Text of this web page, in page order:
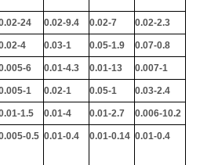
24 0.02-9.4 0.02-7 0.02-2.3
4 0.03-1 0.05-1.9 0.07-0.8
6 0.01-4.3 0.01-13 0.007-1
1 0.02-1 0.05-1 0.03-2.4
1.5 0.01-4 0.01-2.7 0.006-10.2
0.5 0.01-0.4 0.01-0.14 0.01-0.4